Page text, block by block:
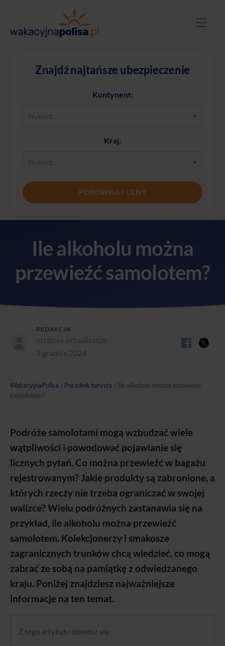
Znajdź najtańsze ubezpieczenie
Kontynent:
Kraj:
PORÓWNAJ CENY
Ile alkoholu można
przewieźć samolotem?
REDAKCJA
ostatnia aktualizacja:
3 grudnia 2024
WakacyjnaPolisa / Poradnik turysty / Ile alkoholu można przewieźć
samolotem?
Podróże samolotami mogą wzbudzać wiele
wątpliwości i powodować pojawianie się
licznych pytań. Co można przewieźć w bagażu
rejestrowanym? Jakie produkty są zabronione, a
których rzeczy nie trzeba ograniczać w swojej
walizce? Wielu podróżnych zastanawia się na
przykład, ile alkoholu można przewieźć
samolotem. Kolekcjonerzy i smakosze
zagranicznych trunków chcą wiedzieć, co mogą
zabrać ze sobą na pamiątkę z odwiedzanego
kraju. Poniżej znajdziesz najważniejsze
informacje na ten temat.
Z tego artykułu dowiesz się: